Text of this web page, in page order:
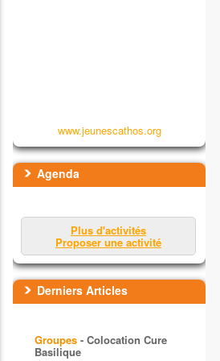
www.jeunescathos.org
Agenda
Plus d'activités
Proposer une activité
Derniers Articles
Groupes - Colocation Cure
Basilique